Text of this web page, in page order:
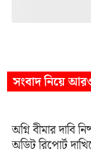
সংবাদনিয়ে
অগ্নি বীমার দাবি
অডিট রিপোর্ট